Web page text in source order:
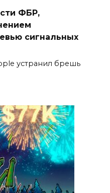
ФБР,
сигнальных
устранил брешь